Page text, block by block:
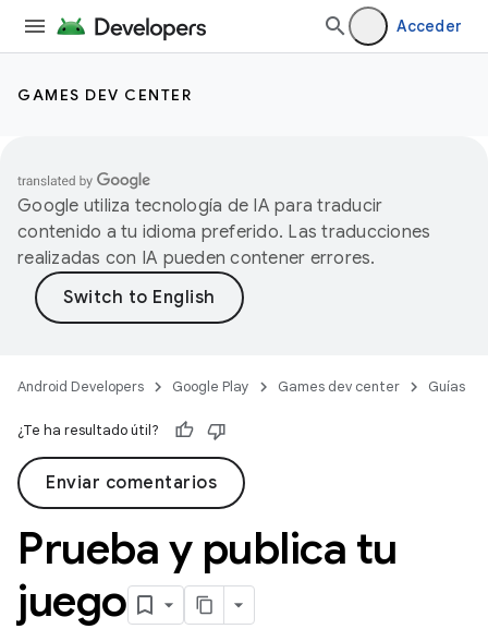
Acceder
GAMES DEV CENTER
Google utiliza tecnología de IA para traducir
contenido a tu idioma preferido. Las traducciones
realizadas con IA pueden contener errores.
Android Developers Google Play Games dev center Guías
¿Te ha resultado útil?
Enviar comentarios
Prueba y publica tu
juego